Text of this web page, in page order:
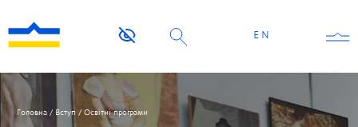
EN
Головна / Вступ / Освітні програми